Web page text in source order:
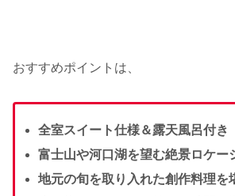
おすすめポイントは、
全室スイート仕様＆露天風呂付き
富士山や河口湖を望む絶景ロケー
地元の旬を取り入れた創作料理を